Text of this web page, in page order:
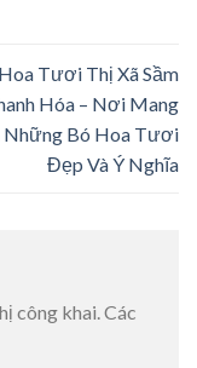
Tươi Thị Xã Sầm
Hóa – Nơi Mang
Bó Hoa Tươi
Đẹp Và Ý Nghĩa
công khai.Các